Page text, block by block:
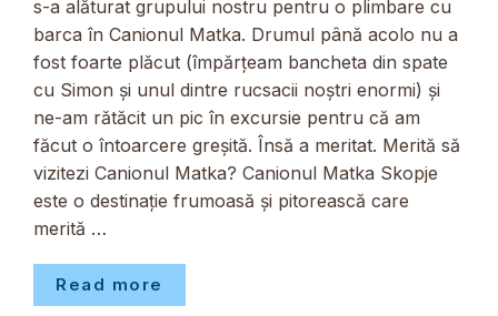
s-a alăturat grupului nostru pentru o plimbare cu
barca în Canionul Matka. Drumul până acolo nu a
fost foarte plăcut (împărțeam bancheta din spate
cu Simon și unul dintre rucsacii noștri enormi) și
ne-am rătăcit un pic în excursie pentru că am
făcut o întoarcere greșită. Însă a meritat. Merită să
vizitezi Canionul Matka? Canionul Matka Skopje
este o destinație frumoasă și pitorească care
merită …
Read more